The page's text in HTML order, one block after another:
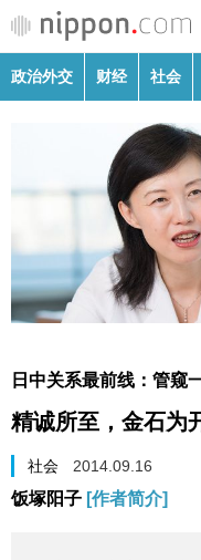
科技
政治外交 财经 社会
日中关系最前线：管窥
精诚所至，金石为
社会 2014.09.16
饭塚阳子 [作者简介]